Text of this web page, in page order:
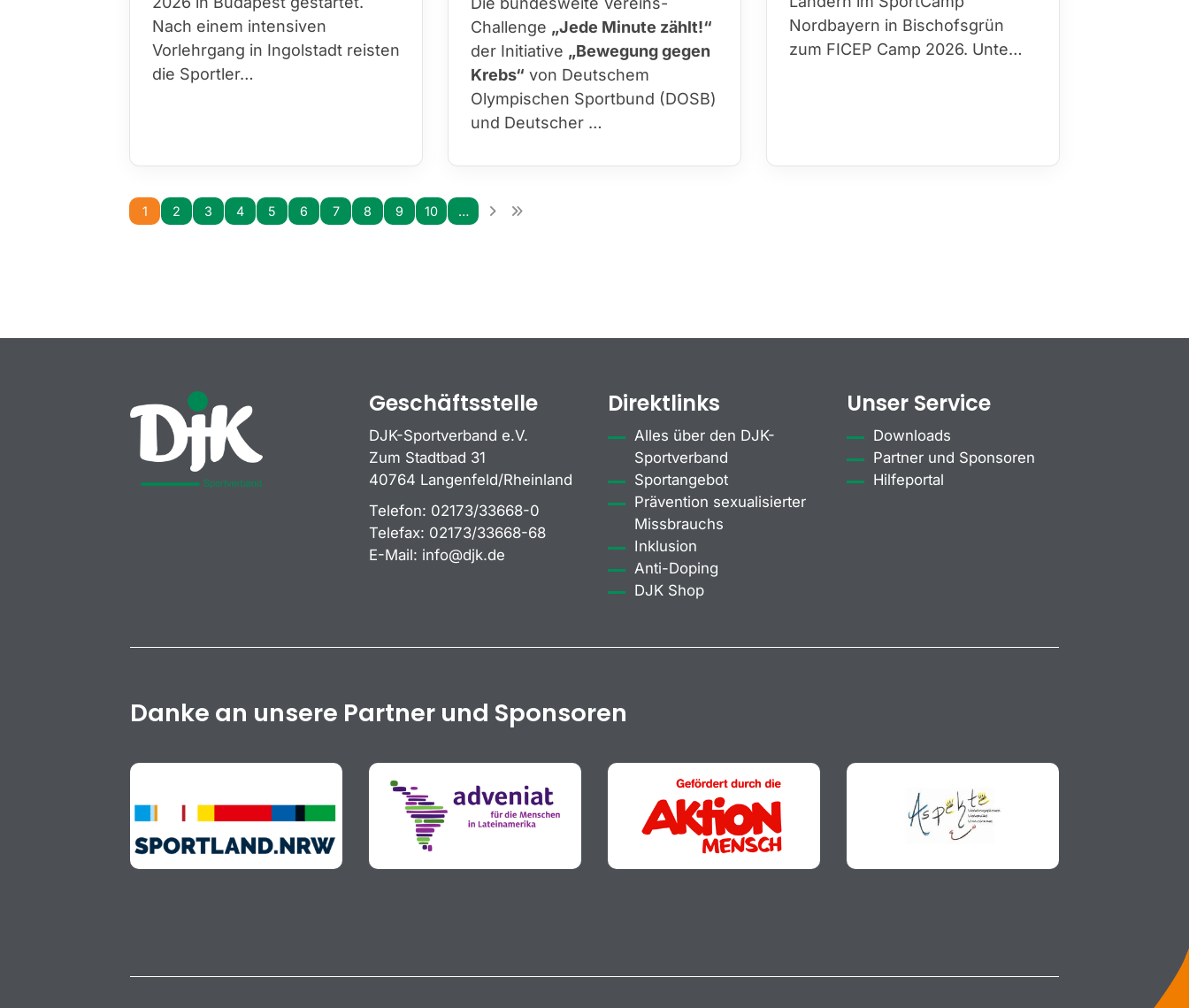
Nach einem intensiven
Vorlehrgang in Ingolstadt reisten
die Sportler…
Challenge „Jede Minute zählt!“
der Initiative „Bewegung gegen
Krebs“ von Deutschem
Olympischen Sportbund (DOSB)
und Deutscher …
Nordbayern in Bischofsgrün
zum FICEP Camp 2026. Unte…
1 2 3 4 5 6 7 8 9 10 …
Geschäftsstelle
DJK-Sportverband e.V.
Zum Stadtbad 31
40764 Langenfeld/Rheinland
Telefon: 02173/33668-0
Telefax: 02173/33668-68
E-Mail: info@djk.de
Direktlinks
Alles über den DJK-
Sportverband
Sportangebot
Prävention sexualisierter
Missbrauchs
Inklusion
Anti-Doping
DJK Shop
Unser Service
Downloads
Partner und Sponsoren
Hilfeportal
Danke an unsere Partner und Sponsoren